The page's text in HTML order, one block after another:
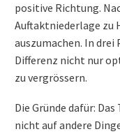
positive Richtung.
Auftaktniederlage zu
auszumachen. In drei
Differenz nicht nur
zu vergrössern.
Die Gründe dafür:
nicht auf andere